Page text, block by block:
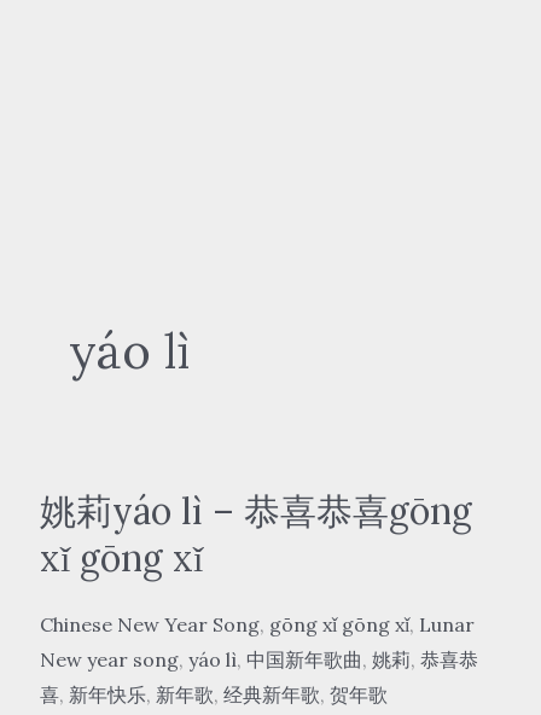
yáo lì
姚莉yáo lì – 恭喜恭喜gōng
xǐ gōng xǐ
Chinese New Year Song, gōng xǐ gōng xǐ, Lunar
New year song, yáo lì, 中国新年歌曲, 姚莉, 恭喜恭
喜, 新年快乐, 新年歌, 经典新年歌, 贺年歌